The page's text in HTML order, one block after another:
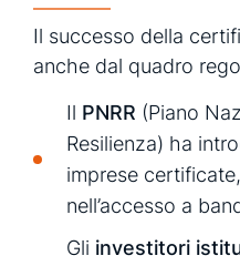
Il successo della
anche dal quadro
Il PNRR (Piano
Resilienza) ha
imprese
nell’accesso a
Gli investitori